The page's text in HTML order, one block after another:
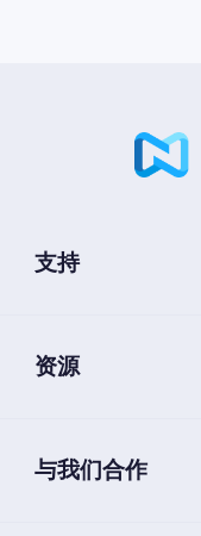
支持
资源
与我们合作